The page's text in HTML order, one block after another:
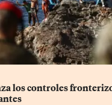
los controles